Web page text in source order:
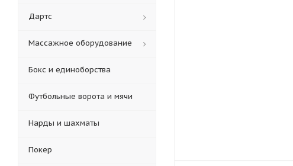
Дартс
Массажное оборудование
Бокс и единоборства
Футбольные ворота и мячи
Нарды и шахматы
Покер